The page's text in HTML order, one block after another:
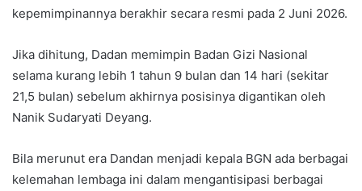
kepemimpinannya berakhir secara resmi pada 2 Juni 2026.
Jika dihitung, Dadan memimpin Badan Gizi Nasional
selama kurang lebih 1 tahun 9 bulan dan 14 hari (sekitar
21,5 bulan) sebelum akhirnya posisinya digantikan oleh
Nanik Sudaryati Deyang.
Bila merunut era Dandan menjadi kepala BGN ada berbagai
kelemahan lembaga ini dalam mengantisipasi berbagai